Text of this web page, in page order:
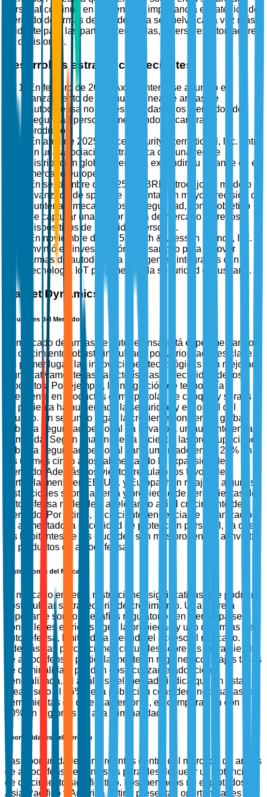
personal continúa en aumento, la importancia estratégica del
mercado de armas de autodefensa se vuelve cada vez más
evidente para las partes interesadas, inversores y tomadores
de decisiones.
Desarrollos estratégicos recientes
En febrero de 2025, Axon Enterprise anunció el
lanzamiento de una nueva línea de armas de
autodefensa no letales dirigidas a los mercados de
seguridad personal, mejorando su cartera de
productos.
En abril de 2025, Mace Security International, Inc. entró
en una asociación estratégica con una red de
distribución global líder para expandir su alcance en el
mercado europeo.
En septiembre de 2025, SABRE introdujo un modelo
avanzado de spray de pimienta con mayor precisión de
puntería y mecanismos de seguridad, con el objetivo
de capturar una mayor cuota de mercado entre los
dispositivos de seguridad personal.
En noviembre de 2025, Smith & Wesson Brands, Inc.
invirtió en investigación y desarrollo para innovar
armas de autodefensa inteligentes integradas con
tecnología IoT para mejorar la seguridad del usuario.
Market Dynamics
Impulsores del Mercado
El mercado de armas de autodefensa está experimentando
un crecimiento robusto impulsado por varios factores clave.
En primer lugar, las innovaciones tecnológicas han mejorado
significativamente las características y efectividad de los
productos. Por ejemplo, la integración de tecnología
inteligente en productos como pistolas de choque y sprays
de pimienta ha aumentado la seguridad y el control del
usuario. En segundo lugar, la creciente conciencia global
sobre la seguridad personal ha llevado a un aumento en la
demanda. Según una encuesta reciente, las preocupaciones
sobre la seguridad personal han aumentado en un 20% en
los últimos cinco años, alimentando la expansión del
mercado. Además, los vientos regulatorios favorables,
particularmente en EE. UU. y Europa, han relajado algunas
restricciones sobre la venta y propiedad de herramientas de
autodefensa no letales, acelerando así el crecimiento del
mercado. Por último, la creciente tendencia de urbanización
ha aumentado la necesidad de protección personal, ya que
los habitantes de las ciudades son más propensos a invertir
en productos de autodefensa.
Restricciones del Mercado
El mercado enfrenta restricciones significativas que podrían
obstaculizar su trayectoria de crecimiento. Una barrera
importante son los desafíos regulatorios en ciertos países
donde leyes estrictas rigen la propiedad y uso de armas de
autodefensa, limitando a menudo el acceso al mercado.
Además, las percepciones culturales sobre las herramientas
de autodefensa, particularmente en regiones con bajas tasas
de criminalidad, pueden obstaculizar la adopción
generalizada. El análisis del mercado indica que en estas
áreas, solo el 15% de la población considera necesarias las
herramientas de defensa personal, en comparación con el
60% en regiones de alta criminalidad.
Oportunidades del Mercado
Las oportunidades emergentes dentro del mercado de armas
de autodefensa están listas para desbloquear un potencial
de crecimiento significativo. Los mercados no explotados en
Asia-Pacífico y América Latina presentan oportunidades